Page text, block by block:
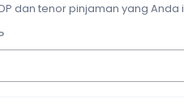
dan tenor pinjaman yang Anda